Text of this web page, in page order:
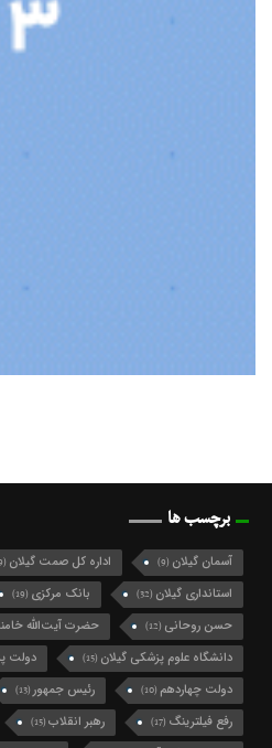
برچسب ها
آسمان گیلان (9) اداره کل صمت گیلان (9)
استانداری گیلان (32) بانک مرکزی (19)
حسن روحانی (12) حضرت آیت‌الله
دانشگاه علوم پزشکی گیلان (15) دولت
دولت چهاردهم (10) رئیس جمهور(13)
رفع فیلترینگ (17) رهبر انقلاب(15)